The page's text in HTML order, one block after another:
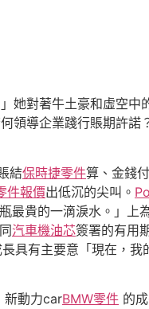
她對著牛土豪和虛空中
領導企業踐行賬期許諾
結保時捷零件算、金錢
件報價出低沉的尖叫。
最貴的一滴淚水。」上
汽車機油芯簽署的有用
具有主要意「現在，我
新動力carBMW零件 的